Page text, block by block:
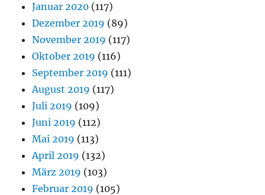
Januar 2020 (117)
Dezember 2019 (89)
November 2019 (117)
Oktober 2019 (116)
September 2019 (111)
August 2019 (117)
Juli 2019 (109)
Juni 2019 (112)
Mai 2019 (113)
April 2019 (132)
März 2019 (103)
Februar 2019 (105)